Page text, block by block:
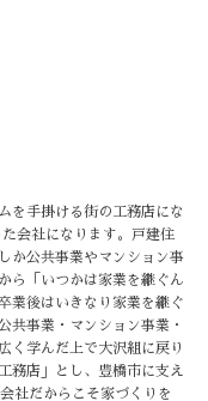
を手掛ける街の工務店にな
会社になります。戸建住
か公共事業やマンション事
ら「いつかは家業を継ぐん
業後はいきなり家業を継ぐ
共事業・マンション事業・
く学んだ上で大沢組に戻り
務店」とし、豊橋市に支え
社だからこそ家づくりを